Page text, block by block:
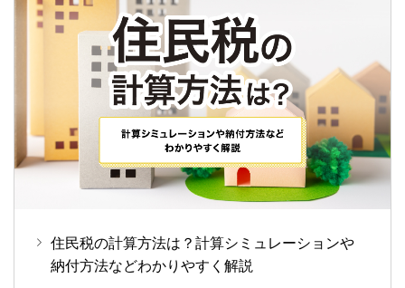
住民税の計算方法は？計算シミュレーションや
納付方法などわかりやすく解説